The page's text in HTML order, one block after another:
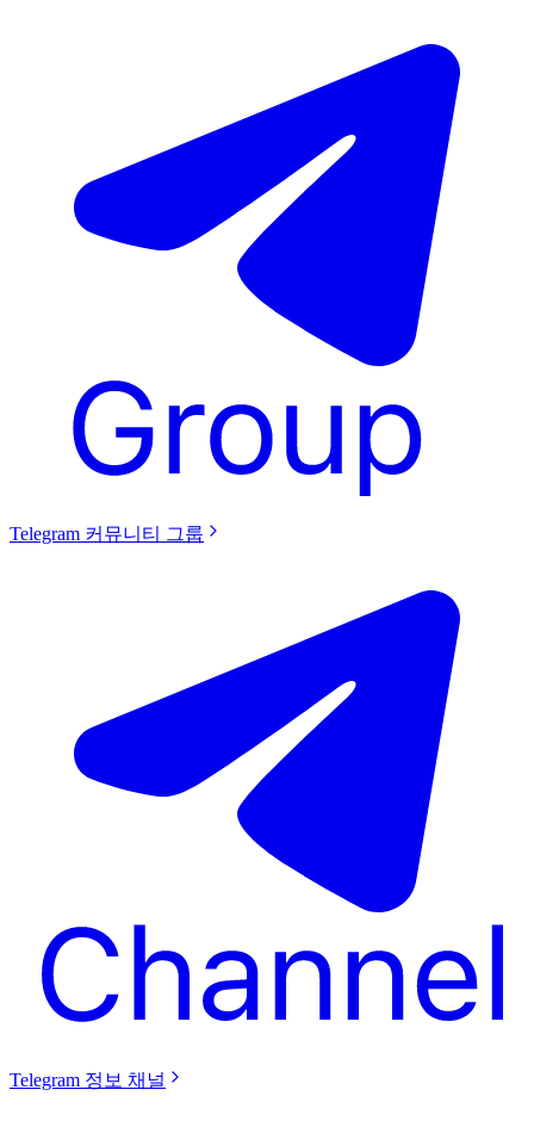
Telegram 커뮤니티 그룹
Telegram 정보 채널